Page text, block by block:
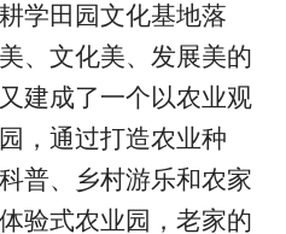
学田园文化基地落
、文化美、发展美的
建成了一个以农业观
，通过打造农业种
普、乡村游乐和农家
验式农业园，老家的